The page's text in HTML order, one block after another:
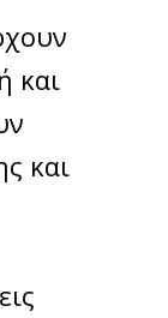
και
και